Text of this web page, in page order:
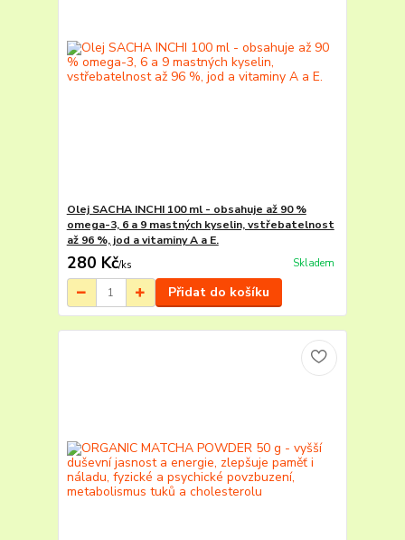
Olej SACHA INCHI 100 ml - obsahuje až 90 %
omega-3, 6 a 9 mastných kyselin, vstřebatelnost
až 96 %, jod a vitaminy A a E.
280 Kč/ks Skladem
Přidat do košíku